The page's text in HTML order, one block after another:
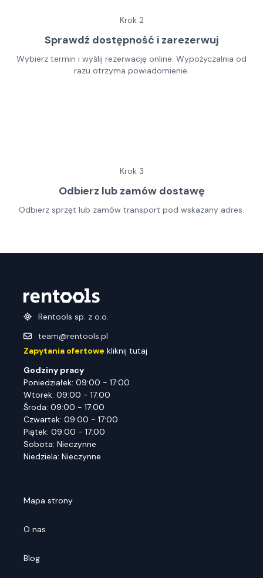
Krok 2
Sprawdź dostępność i zarezerwuj
Wybierz termin i wyślij rezerwację online. Wypożyczalnia od
razu otrzyma powiadomienie.
Krok 3
Odbierz lub zamów dostawę
Odbierz sprzęt lub zamów transport pod wskazany adres.
Rentools sp. z o.o.
team@rentools.pl
Zapytania ofertowe kliknij tutaj
Godziny pracy
Poniedziałek: 09:00 - 17:00
Wtorek: 09:00 - 17:00
Środa: 09:00 - 17:00
Czwartek: 09:00 - 17:00
Piątek: 09:00 - 17:00
Sobota: Nieczynne
Niedziela: Nieczynne
Mapa strony
O nas
Blog